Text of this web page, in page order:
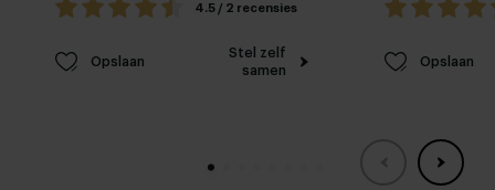
4.5 / 2 recensies
Opslaan
Stel zelf
samen
Opslaan